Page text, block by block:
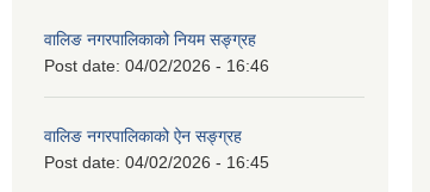
वालिङ नगरपालिकाको नियम सङ्ग्रह
Post date: 04/02/2026 - 16:46
वालिङ नगरपालिकाको ऐन सङ्ग्रह
Post date: 04/02/2026 - 16:45